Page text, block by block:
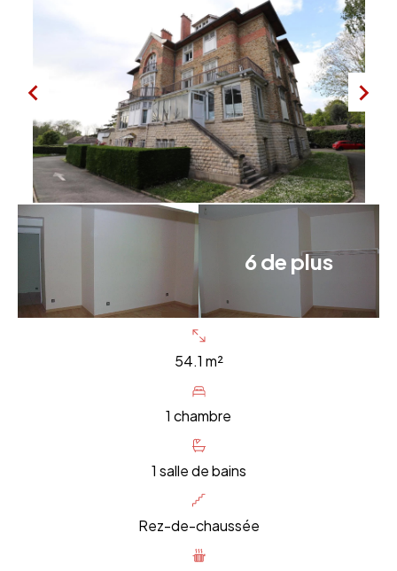
6 de plus
54.1 m²
1 chambre
1 salle de bains
Rez-de-chaussée